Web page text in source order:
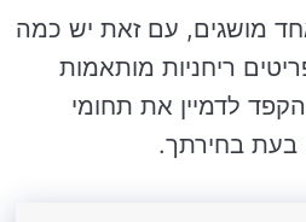
מושגים, עם זאת יש כמה
ריחניות מותאמות
לדמיין את תחומי
בעת בחירתך.